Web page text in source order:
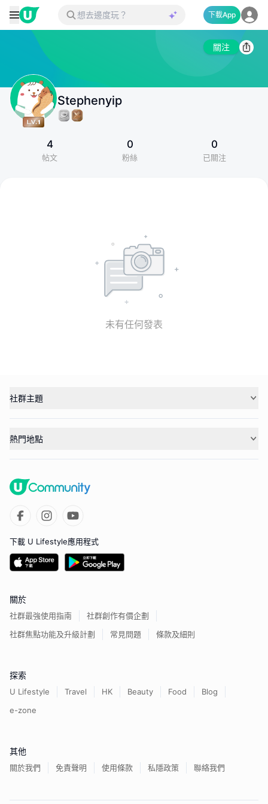
下載App
關注
Stephenyip
4
帖文
0
粉絲
0
已關注
未有任何發表
社群主題
熱門地點
下載 U Lifestyle應用程式
關於
社群最強使用指南
社群創作有價企劃
社群焦點功能及升級計劃
常見問題 條款及細則
探索
U Lifestyle Travel HK Beauty Food
Blog
e-zone
其他
關於我們 免責聲明 使用條款 私隱政策 聯絡我們